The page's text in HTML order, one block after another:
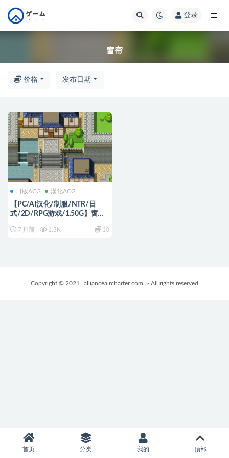
登录
窗帘
价格 发布日期
日版ACG 漢化ACG
【PC/AI汉化/制服/NTR/日
式/2D/RPG游戏/1.50G】窗帘
回想存档+制服+NTR+日式
7 月前 1.3K 10
Copyright © 2021 allianceaircharter.com - All rights reserved
首页 分类 我的 顶部